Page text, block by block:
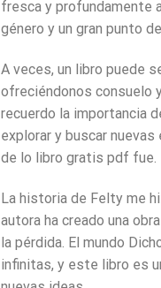
fresca y profundamente
género y un gran punto
A veces, un libro puede
ofreciéndonos consuelo
recuerdo la importancia
explorar y buscar
de lo libro gratis pdf fue.
La historia de Felty me
autora ha creado una
la pérdida. El mundo
infinitas, y este libro es